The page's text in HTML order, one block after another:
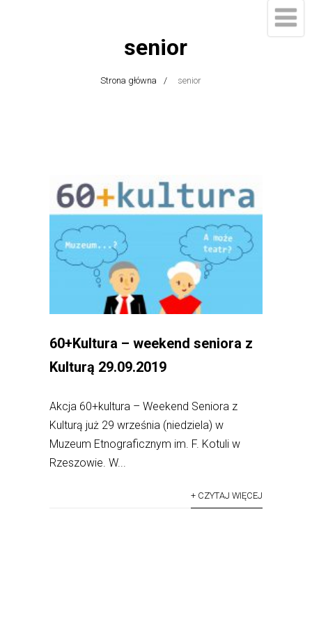
senior
Strona główna senior
60+Kultura – weekend seniora z
Kulturą 29.09.2019
Akcja 60+kultura – Weekend Seniora z
Kulturą już 29 września (niedziela) w
Muzeum Etnograficznym im. F. Kotuli w
Rzeszowie. W...
+ CZYTAJ WIĘCEJ